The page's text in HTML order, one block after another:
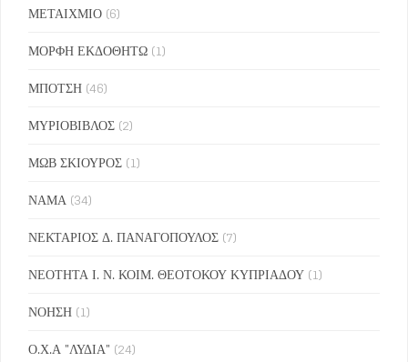
ΜΕΤΑΙΧΜΙΟ (6)
ΜΟΡΦΗ ΕΚΔΟΘΗΤΩ (1)
ΜΠΟΤΣΗ (46)
ΜΥΡΙΟΒΙΒΛΟΣ (2)
ΜΩΒ ΣΚΙΟΥΡΟΣ (1)
ΝΑΜΑ (34)
ΝΕΚΤΑΡΙΟΣ Δ. ΠΑΝΑΓΟΠΟΥΛΟΣ (7)
ΝΕΟΤΗΤΑ Ι. Ν. ΚΟΙΜ. ΘΕΟΤΟΚΟΥ ΚΥΠΡΙΑΔΟΥ (1)
ΝΟΗΣΗ (1)
Ο.Χ.Α "ΛΥΔΙΑ" (24)